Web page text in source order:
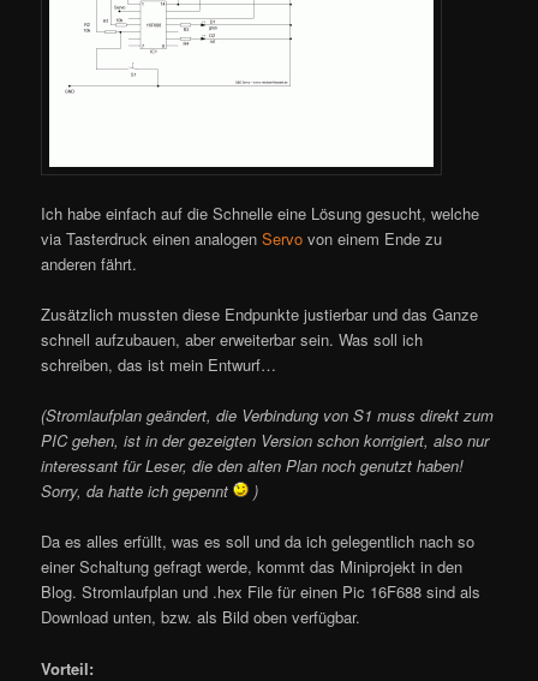
Ich habe einfach auf die Schnelle eine Lösung gesucht, welche
via Tasterdruck einen analogenServo von einem Ende zu
anderen fährt.
Zusätzlich mussten diese Endpunkte justierbar und das Ganze
schnell aufzubauen, aber erweiterbar sein. Was soll ich
schreiben, das ist mein Entwurf…
(Stromlaufplan geändert, die Verbindung von S1 muss direkt zum
PIC gehen, ist in der gezeigten Version schon korrigiert, also nur
interessant für Leser, die den alten Plan noch genutzt haben!
Sorry, da hatte ich gepennt
)
Da es alles erfüllt, was es soll und da ich gelegentlich nach so
einer Schaltung gefragt werde, kommt das Miniprojekt in den
Blog. Stromlaufplan und .hex File für einen Pic 16F688 sind als
Download unten, bzw. als Bild oben verfügbar.
Vorteil: